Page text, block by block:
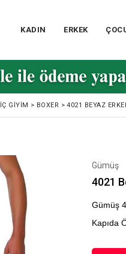
KADIN ERKEK
İÇ GIYIM > BOXER > 4021 BEYAZ
Gümüş
4021
Gümüş
Kapıda